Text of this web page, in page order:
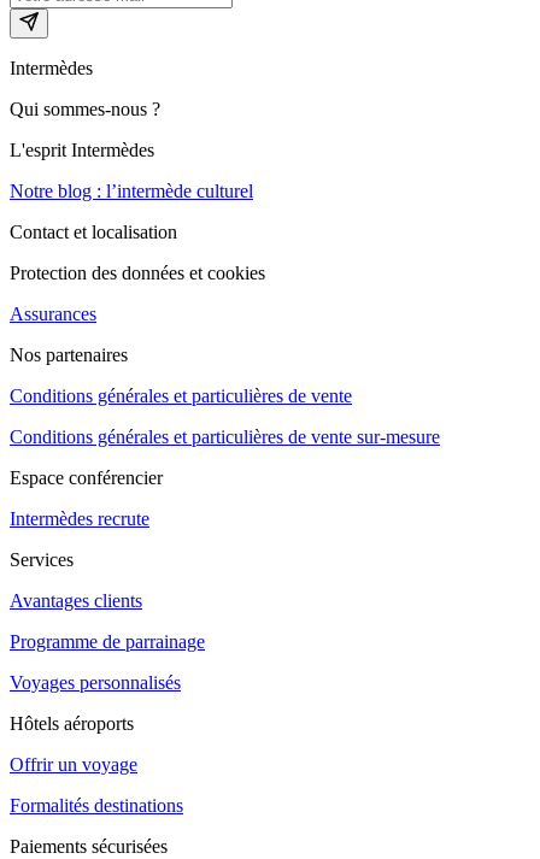
Intermèdes
Qui sommes-nous ?
L'esprit Intermèdes
Notre blog : l’intermède culturel
Contact et localisation
Protection des données et cookies
Assurances
Nos partenaires
Conditions générales et particulières de vente
Conditions générales et particulières de vente sur-mesure
Espace conférencier
Intermèdes recrute
Services
Avantages clients
Programme de parrainage
Voyages personnalisés
Hôtels aéroports
Offrir un voyage
Formalités destinations
Paiements sécurisées